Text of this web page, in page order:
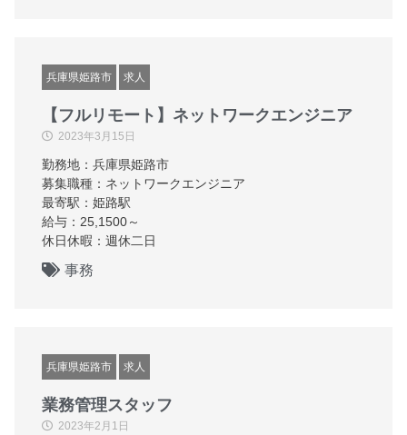
兵庫県姫路市 求人
【フルリモート】ネットワークエンジニア
2023年3月15日
勤務地：兵庫県姫路市
募集職種：ネットワークエンジニア
最寄駅：姫路駅
給与：25,1500～
休日休暇：週休二日
事務
兵庫県姫路市 求人
業務管理スタッフ
2023年2月1日